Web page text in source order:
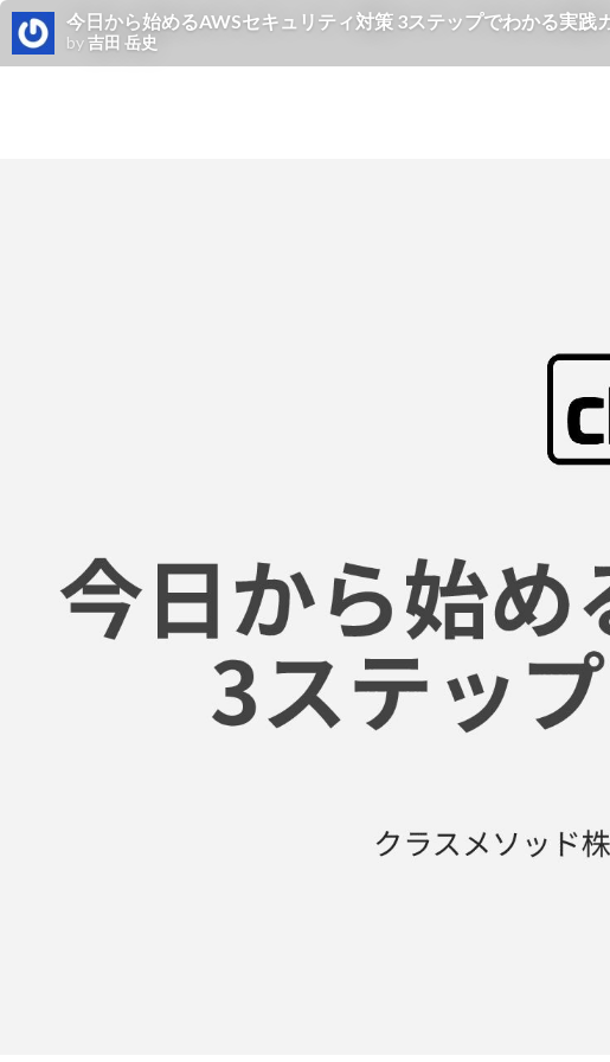
今日から始めるAWSセキュリティ対策 3ステップでわかる実践
by吉田 岳史